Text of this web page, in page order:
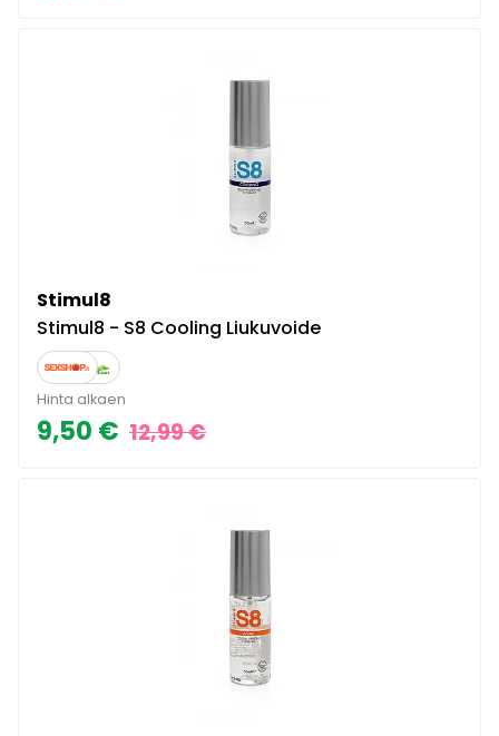
Stimul8
Stimul8 - S8 Cooling Liukuvoide
Hinta alkaen
9,50 € 12,99 €